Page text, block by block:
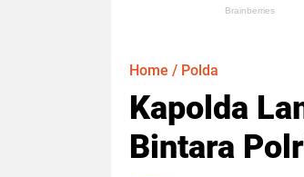
Home / Polda
Kapolda
Bintara